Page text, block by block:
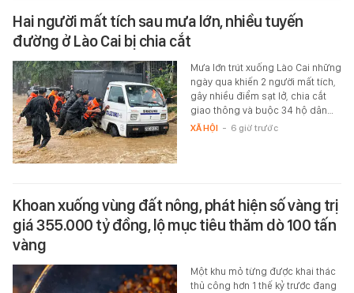
Hai người mất tích sau mưa lớn, nhiều tuyến
đường ở Lào Cai bị chia cắt
Mưa lớn trút xuống Lào Cai những
ngày qua khiến 2 người mất tích,
gây nhiều điểm sạt lở, chia cắt
giao thông và buộc 34 hộ dân…
XÃ HỘI - 6 giờ trước
Khoan xuống vùng đất nông, phát hiện số vàng trị
giá 355.000 tỷ đồng, lộ mục tiêu thăm dò 100 tấn
vàng
Một khu mỏ từng được khai thác
thủ công hơn 1 thế kỷ trước đang